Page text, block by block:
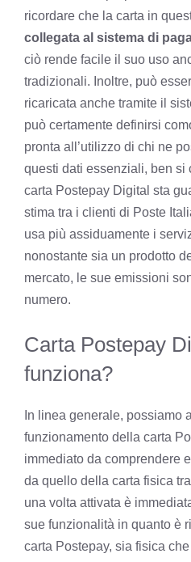
ricordare che la carta in
collegata al sistema di
ciò rende facile il suo uso
tradizionali. Inoltre, può
ricaricata anche tramite il
può certamente definirsi
pronta all’utilizzo di chi ne
questi dati essenziali, ben si
carta Postepay Digital sta
stima tra i clienti di Poste
usa più assiduamente i
nonostante sia un prodotto
mercato, le sue emissioni
numero.
Carta Postepay
funziona?
In linea generale, possiamo
funzionamento della carta
immediato da comprendere
da quello della carta fisica
una volta attivata è
sue funzionalità in quanto è
carta Postepay, sia fisica